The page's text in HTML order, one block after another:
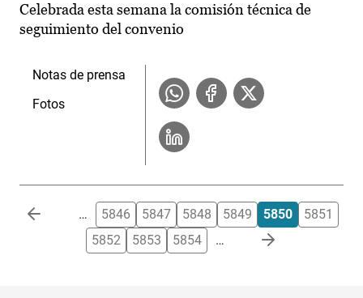
Celebrada esta semana la comisión técnica de
seguimiento del convenio
Notas de prensa
Fotos
Paginación … 5846 5847 5848 5849 5850
5851
5852
5853 5854 …